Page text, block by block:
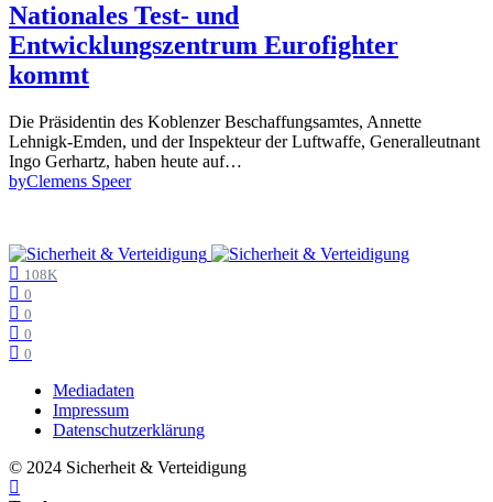
Nationales Test- und
Entwicklungszentrum Eurofighter
kommt
Die Präsidentin des Koblenzer Beschaffungsamtes, Annette
Lehnigk-Emden, und der Inspekteur der Luftwaffe, Generalleutnant
Ingo Gerhartz, haben heute auf…
byClemens Speer
108K
0
0
0
0
Mediadaten
Impressum
Datenschutzerklärung
© 2024 Sicherheit & Verteidigung